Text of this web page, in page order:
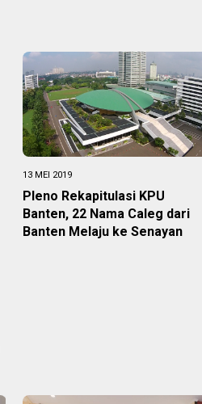
13 MEI 2019
Pleno Rekapitulasi KPU
Banten, 22 Nama Caleg dari
Banten Melaju ke Senayan